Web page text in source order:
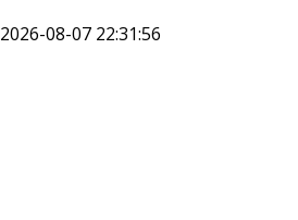
2026-08-07 22:31:56